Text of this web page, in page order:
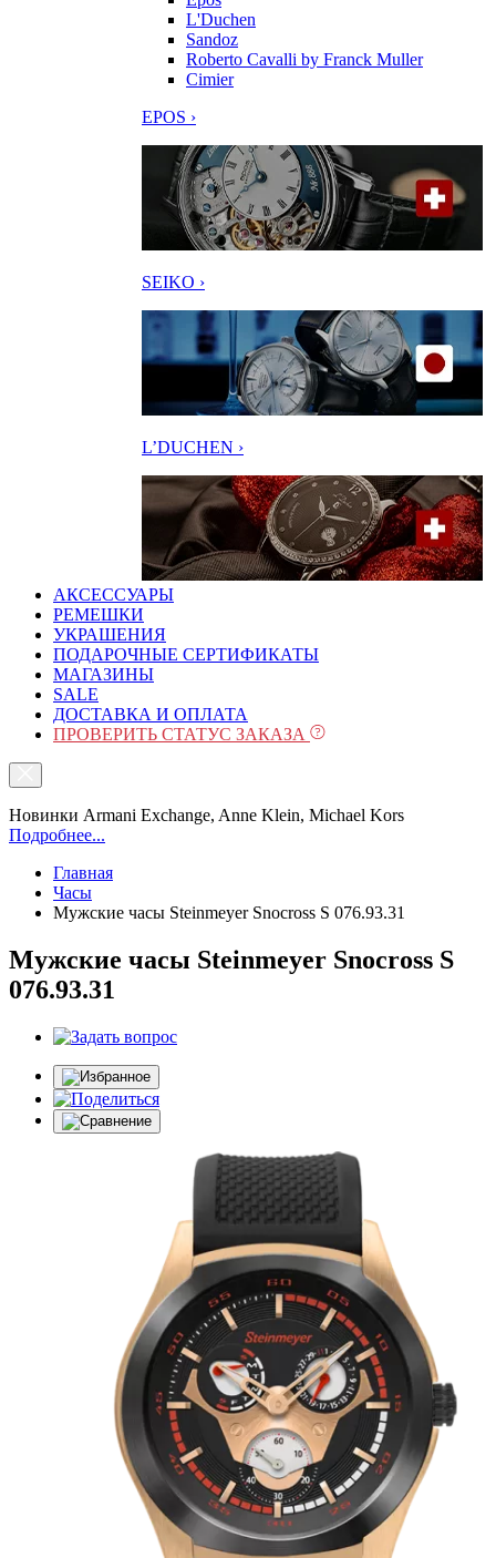
L'Duchen
Sandoz
Roberto Cavalli by Franck Muller
Cimier
EPOS ›
SEIKO ›
L’DUCHEN ›
АКСЕССУАРЫ
РЕМЕШКИ
УКРАШЕНИЯ
ПОДАРОЧНЫЕ СЕРТИФИКАТЫ
МАГАЗИНЫ
SALE
ДОСТАВКА И ОПЛАТА
ПРОВЕРИТЬ СТАТУС ЗАКАЗА
Новинки Armani Exchange, Anne Klein, Michael Kors
Подробнее...
Главная
Часы
Мужские часы Steinmeyer Snocross S 076.93.31
Мужские часы Steinmeyer Snocross S
076.93.31